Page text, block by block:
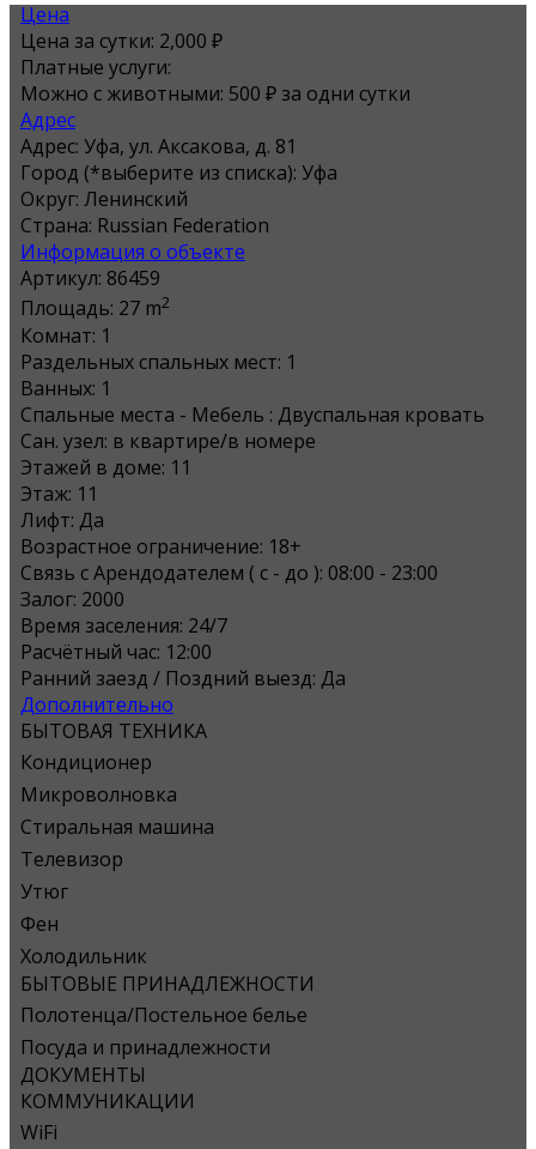
Цена
Цена за сутки: 2,000 ₽
Платные услуги:
Можно с животными: 500 ₽ за одни сутки
Адрес
Адрес: Уфа, ул. Аксакова, д. 81
Город (*выберите из списка): Уфа
Округ: Ленинский
Страна: Russian Federation
Информация о объекте
Артикул: 86459
Площадь: 27 m2
Комнат: 1
Раздельных спальных мест: 1
Ванных: 1
Спальные места - Мебель : Двуспальная кровать
Сан. узел: в квартире/в номере
Этажей в доме: 11
Этаж: 11
Лифт: Да
Возрастное ограничение: 18+
Связь с Арендодателем ( с - до ): 08:00 - 23:00
Залог: 2000
Время заселения: 24/7
Расчётный час: 12:00
Ранний заезд / Поздний выезд: Да
Дополнительно
БЫТОВАЯ ТЕХНИКА
Кондиционер
Микроволновка
Стиральная машина
Телевизор
Утюг
Фен
Холодильник
БЫТОВЫЕ ПРИНАДЛЕЖНОСТИ
Полотенца/Постельное белье
Посуда и принадлежности
ДОКУМЕНТЫ
КОММУНИКАЦИИ
WiFi